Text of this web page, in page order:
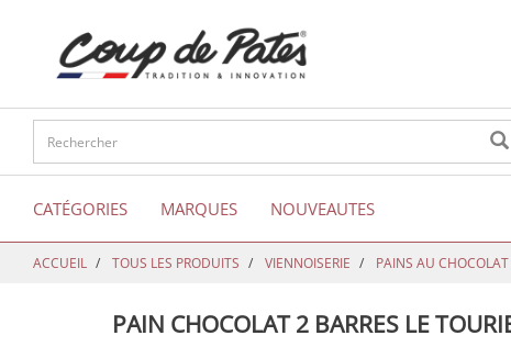
CATÉGORIES MARQUES NOUVEAUTES
ACCUEIL TOUS LES PRODUITS VIENNOISERIE PAINS AU CHOCOLAT
PAIN CHOCOLAT 2 BARRES LE